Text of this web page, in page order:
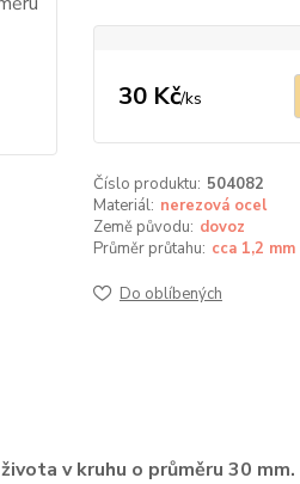
30 Kč/ks
Číslo produktu: 504082
Materiál: nerezová ocel
Země původu: dovoz
Průměr průtahu: cca 1,2 mm
Do oblíbených
v kruhu o průměru 30 mm.